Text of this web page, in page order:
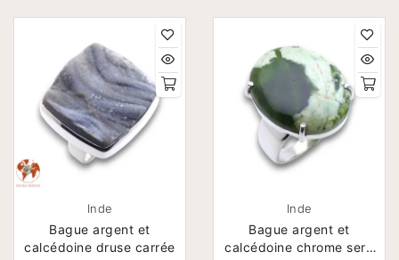
Inde
Bague argent et
calcédoine druse carrée
Inde
Bague argent et
calcédoine chrome serti